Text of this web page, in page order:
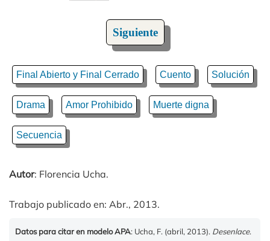
Siguiente
Final Abierto y Final Cerrado Cuento Solución
Drama Amor Prohibido Muerte digna
Secuencia
Autor: Florencia Ucha.
Trabajo publicado en: Abr., 2013.
Datos para citar en modelo APA: Ucha, F. (abril, 2013). Desenlace.